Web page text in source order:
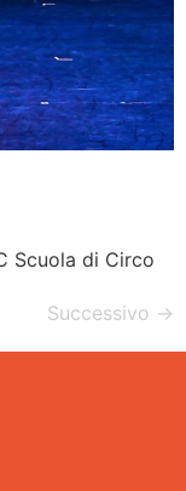
Scuola di Circo
Successivo →